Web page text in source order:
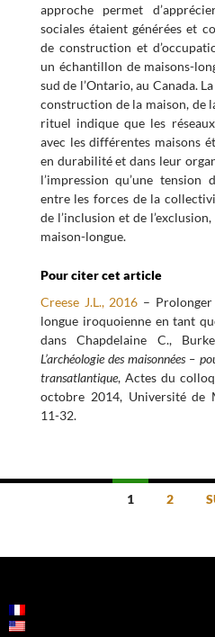
approche permet
sociales étaient générées et
de construction et
un échantillon de maisons-
sud de l’Ontario, au Canada.
construction de la maison, de
rituel indique que les
avec les différentes maisons
en durabilité et dans leur
l’impression qu’une tension
entre les forces de la
de l’inclusion et de
maison-longue.
Pour citer cet article
Creese J.L., 2016 –
longue iroquoienne en tant
dans Chapdelaine C.,
L’archéologie des maisonnées –
transatlantique, Actes du
octobre 2014, Université de
11-32.
1 2